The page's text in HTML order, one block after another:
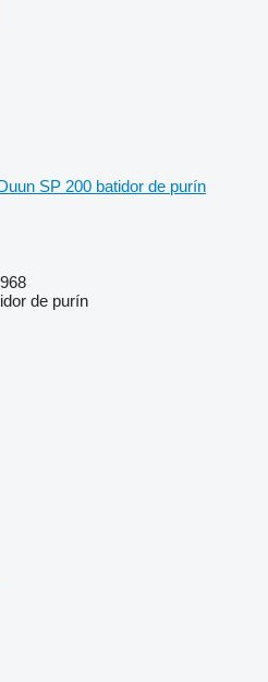
SP 200 batidor de purín
de purín